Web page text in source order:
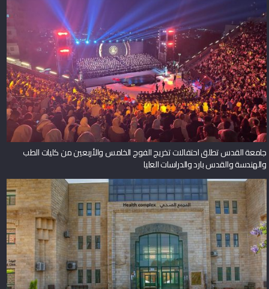
جامعة القدس تطلق احتفالات تخريج الفوج الخامس والأربعين من كليات الطب
والهندسة والقدس بارد والدراسات العليا